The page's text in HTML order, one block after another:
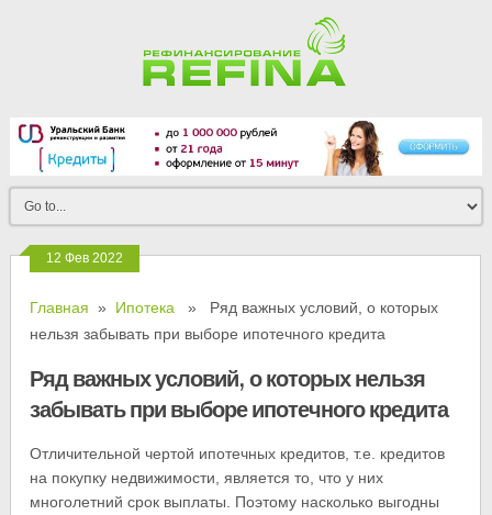
12 Фев 2022
Главная » Ипотека » Ряд важных условий, о которых
нельзя забывать при выборе ипотечного кредита
Ряд важных условий, о которых нельзя
забывать при выборе ипотечного кредита
Отличительной чертой ипотечных кредитов, т.е. кредитов
на покупку недвижимости, является то, что у них
многолетний срок выплаты. Поэтому насколько выгодны